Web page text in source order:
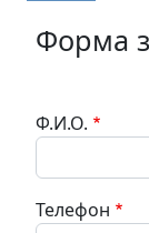
Форма
Ф.И.О.
Телефон